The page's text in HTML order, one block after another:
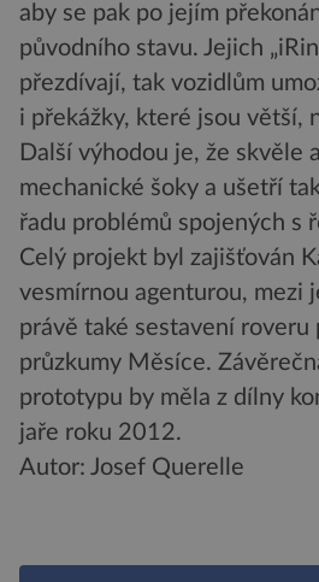
aby se pak po jejím
původního stavu. Jejich
přezdívají, tak vozidlům
i překážky, které jsou větší,
Další výhodou je, že skvěle
mechanické šoky a ušetří
řadu problémů spojených s
Celý projekt byl zajišťován
vesmírnou agenturou, mezi
právě také sestavení roveru
průzkumy Měsíce.
prototypu by měla z dílny
jaře roku 2012.
Autor: Josef Querelle